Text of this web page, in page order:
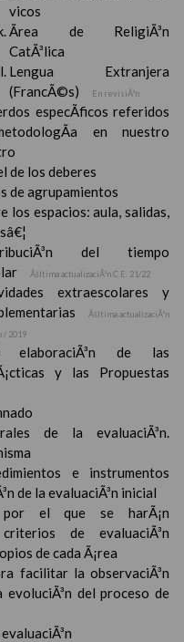
vicos
Ãrea de ReligiÃ³n
CatÃ³lica
Lengua Extranjera
(FrancÃ©s)
En revisiÃ³n
especÃ­ficos referidos
en nuestro
de los deberes
de agrupamientos
los espacios: aula, salidas,
del tiempo
Ãšltima actualizaciÃ³n C.E. 21/22
extraescolares y
Ãšltima actualizaciÃ³n
/ 2019
de las
y las Propuestas
de la evaluaciÃ³n.
e instrumentos
de la evaluaciÃ³n inicial
por el que se harÃ¡n
de evaluaciÃ³n
de cada Ã¡rea
facilitar la observaciÃ³n
evoluciÃ³n del proceso de